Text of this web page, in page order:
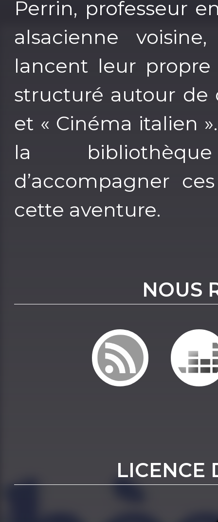
Perrin, professeur
alsacienne
lancent leur
structuré autour de
et « Cinéma italien
la
d’accompagner
cette aventure.
NOUS
LICENCE